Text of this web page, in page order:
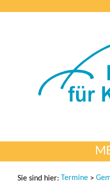
Sie sind hier: Termine >